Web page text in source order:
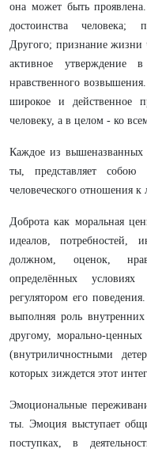
она может быть
досто­инства человека;
Другого; признание жизни
активное
нравственного
широкое и действенное
человеку, а в целом - ко
Каждое из вышеназванных
ты, представляет собою
человечес­кого отношения
Доброта как моральная
идеалов, потребностей,
должном, оценок,
определённых
регулятором его
выпо­лняя роль
другому, мо­рально-ценных
(внутриличност­ными
которых зиждется этот
Эмоциональные
ты. Эмоция выступает
поступ­ках, в